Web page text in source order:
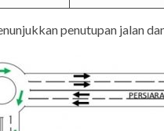
penutupan jalan